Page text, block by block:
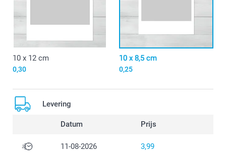
10 x 12 cm
0,30
10 x 8,5 cm
0,25
Levering
Datum Prijs
11-08-2026 3,99